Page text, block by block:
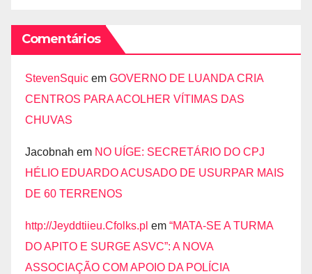
Comentários
StevenSquic em GOVERNO DE LUANDA CRIA
CENTROS PARA ACOLHER VÍTIMAS DAS
CHUVAS
Jacobnah em NO UÍGE: SECRETÁRIO DO CPJ
HÉLIO EDUARDO ACUSADO DE USURPAR MAIS
DE 60 TERRENOS
http://Jeyddtiieu.Cfolks.pl em “MATA-SE A TURMA
DO APITO E SURGE ASVC”: A NOVA
ASSOCIAÇÃO COM APOIO DA POLÍCIA